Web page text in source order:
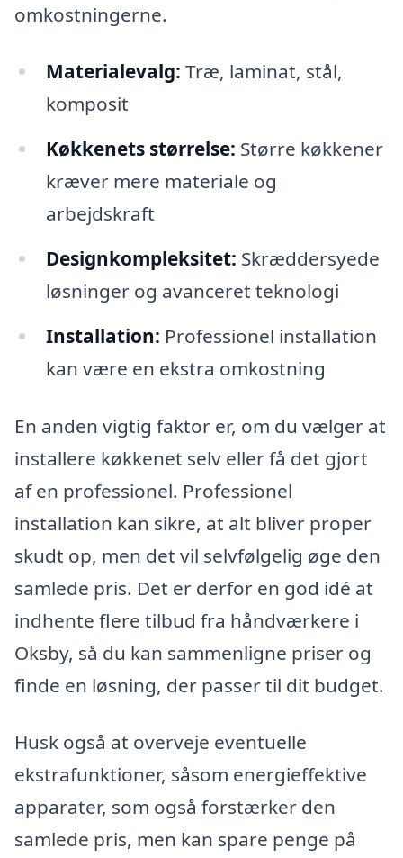
omkostningerne.
Materialevalg: Træ, laminat, stål,
komposit
Køkkenets størrelse: Større køkkener
kræver mere materiale og
arbejdskraft
Designkompleksitet: Skræddersyede
løsninger og avanceret teknologi
Installation: Professionel installation
kan være en ekstra omkostning
En anden vigtig faktor er, om du vælger at
installere køkkenet selv eller få det gjort
af en professionel. Professionel
installation kan sikre, at alt bliver proper
skudt op, men det vil selvfølgelig øge den
samlede pris. Det er derfor en god idé at
indhente flere tilbud fra håndværkere i
Oksby, så du kan sammenligne priser og
finde en løsning, der passer til dit budget.
Husk også at overveje eventuelle
ekstrafunktioner, såsom energieffektive
apparater, som også forstærker den
samlede pris, men kan spare penge på